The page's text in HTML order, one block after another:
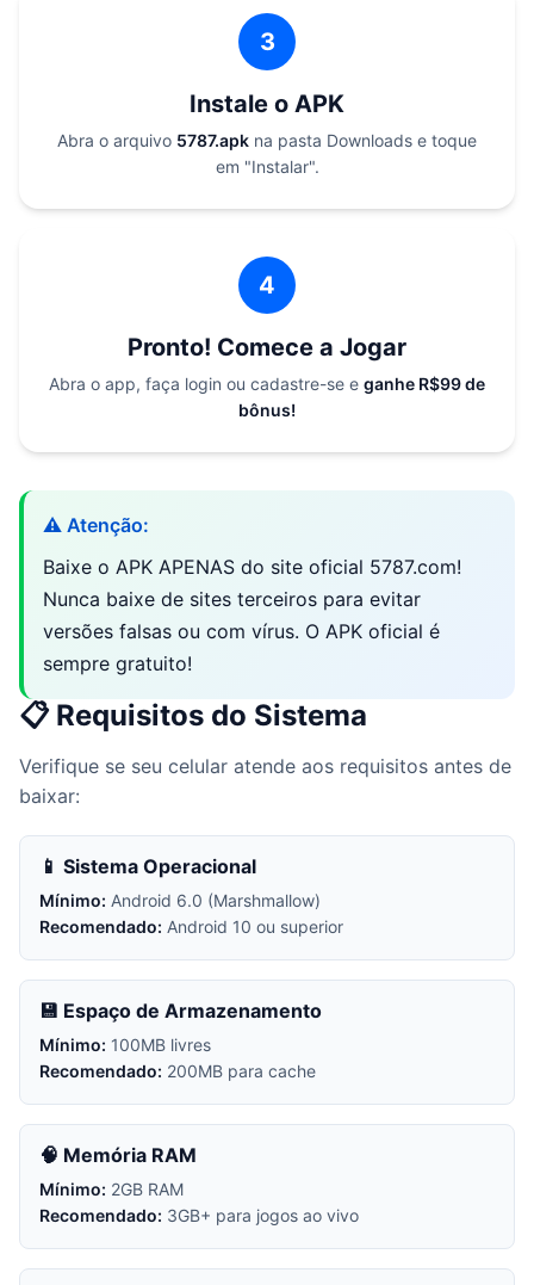
3
Instale o APK
Abra o arquivo 5787.apk na pasta Downloads e toque
em "Instalar".
4
Pronto! Comece a Jogar
Abra o app, faça login ou cadastre-se e ganhe R$99 de
bônus!
⚠️ Atenção:
Baixe o APK APENAS do site oficial 5787.com!
Nunca baixe de sites terceiros para evitar
versões falsas ou com vírus. O APK oficial é
sempre gratuito!
📋 Requisitos do Sistema
Verifique se seu celular atende aos requisitos antes de
baixar:
📱 Sistema Operacional
Mínimo: Android 6.0 (Marshmallow)
Recomendado: Android 10 ou superior
💾 Espaço de Armazenamento
Mínimo: 100MB livres
Recomendado: 200MB para cache
🧠 Memória RAM
Mínimo: 2GB RAM
Recomendado: 3GB+ para jogos ao vivo